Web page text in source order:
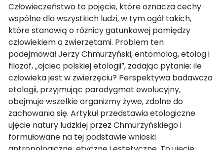
Człowieczeństwo to pojęcie, które oznacza cechy
wspólne dla wszystkich ludzi, w tym ogół takich,
które stanowią o różnicy gatunkowej pomiędzy
człowiekiem a zwierzętami. Problem ten
podejmował Jerzy Chmurzyński, entomolog, etolog i
filozof, „ojciec polskiej etologii”, zadając pytanie: ile
człowieka jest w zwierzęciu? Perspektywa badawcza
etologii, przyjmując paradygmat ewolucyjny,
obejmuje wszelkie organizmy żywe, zdolne do
zachowania się. Artykuł przedstawia etologiczne
ujęcie natury ludzkiej przez Chmurzyńskiego i
formułowane na tej podstawie wnioski